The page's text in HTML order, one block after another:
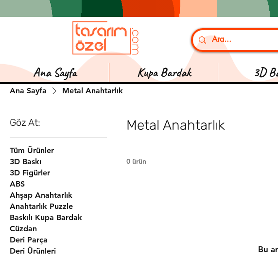
Ana Sayfa Kupa Bardak 3D
Ana Sayfa Metal Anahtarlık
Göz At:
Tüm Ürünler
3D Baskı
3D Figürler
ABS
Ahşap Anahtarlık
Anahtarlık Puzzle
Baskılı Kupa Bardak
Cüzdan
Deri Parça
Deri Ürünleri
Metal Anahtarlık
0 ürün
Bu